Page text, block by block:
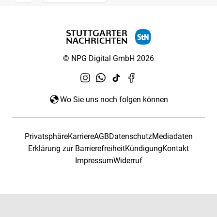
© NPG Digital GmbH 2026
Wo Sie uns noch folgen können
PrivatsphäreKarriereAGBDatenschutzMediadaten
Erklärung zur BarrierefreiheitKündigungKontakt
ImpressumWiderruf